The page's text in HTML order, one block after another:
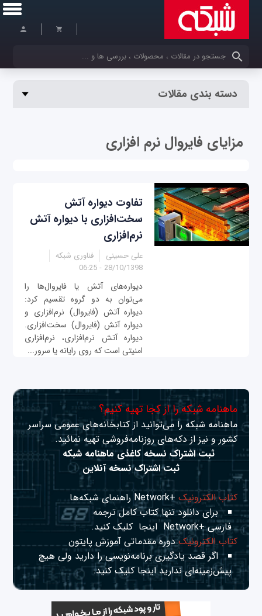
کلمات کلیدی خود را وارد کنید
دسته بندی مقالات
مزایای فایروال نرم افزاری
تفاوت دیواره آتش
سخت‌افزاری با دیواره آتش
نرم‌افزاری
علی حسینی
فناوری شبکه
28/10/1398 - 06:25
دیواره‌های آتش یا فایروال‌ها را
می‌توان به دو گروه تقسیم کرد:
دیواره آتش (فایروال) نرم‌افزاری و
دیواره آتش (فایروال) سخت‌افزاری.
دیواره آتش نرم‌افزاری، نرم‌افزاری
امنیتی است که روی رایانه‌ یا سرور...
ماهنامه شبکه را از کجا تهیه کنیم؟
ماهنامه شبکه را می‌توانید از کتابخانه‌های عمومی سراسر
کشور و نیز از دکه‌های روزنامه‌فروشی تهیه نمائید.
ثبت اشتراک نسخه کاغذی ماهنامه شبکه
ثبت اشتراک نسخه آنلاین
کتاب الکترونیک+Network راهنمای شبکه‌ها
برای دانلود تنها کتاب کامل ترجمه
فارسی +Network
اینجا کلیک کنید.
کتاب الکترونیکدوره مقدماتی آموزش پایتون
اگر قصد یادگیری برنامه‌نویسی را دارید ولی هیچ
پیش‌زمینه‌ای نداریداینجا کلیک کنید.